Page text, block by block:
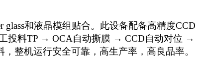
和液晶模组贴合。此设备配备高精度CCD
投料TP → OCA自动撕膜 → CCD自动对位 →
机运行安全可靠，高生产率，高良品率。